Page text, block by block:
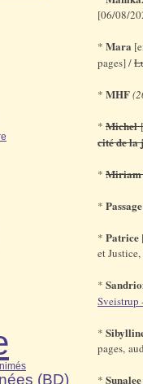
(BD)
[06/08/
* Mara
pages] /
* MHF
* Michel
cité de la
* Miriam
*
* Patrice
et
*
Sveistrup
*
pages,
* Sunalee